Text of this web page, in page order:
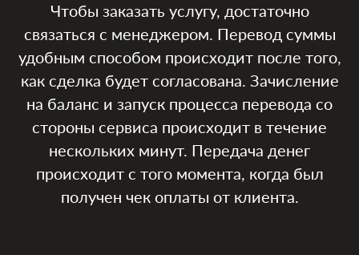
Чтобы заказать услугу, достаточно
связаться с менеджером. Перевод суммы
удобным способом происходит после того,
как сделка будет согласована. Зачисление
на баланс и запуск процесса перевода со
стороны сервиса происходит в течение
нескольких минут. Передача денег
происходит с того момента, когда был
получен чек оплаты от клиента.